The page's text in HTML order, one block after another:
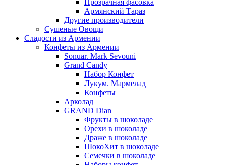
Прозрачная фасовка
Армянский Тараз
Другие производители
Сушеные Овощи
Сладости из Армении
Конфеты из Армении
Sonuar. Mark Sevouni
Grand Candy
Набор Конфет
Лукум. Мармелад
Конфеты
Арколад
GRAND Dian
Фрукты в шоколаде
Орехи в шоколаде
Драже в шоколаде
ШокоХит в шоколаде
Семечки в шоколаде